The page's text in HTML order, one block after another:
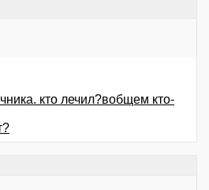
кто лечил?вобщем кто-